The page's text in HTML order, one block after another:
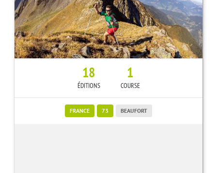
18
ÉDITIONS
1
COURSE
FRANCE 73 BEAUFORT